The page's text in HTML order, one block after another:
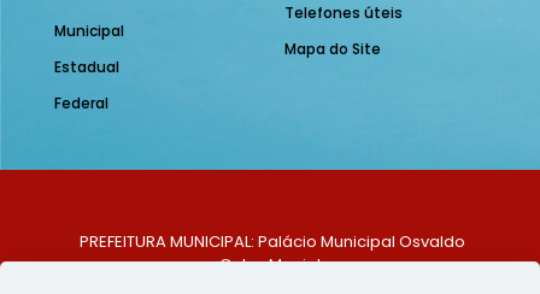
Municipal
Estadual
Federal
Telefones úteis
Mapa do Site
PREFEITURA MUNICIPAL: Palácio Municipal Osvaldo
Celso Maciel